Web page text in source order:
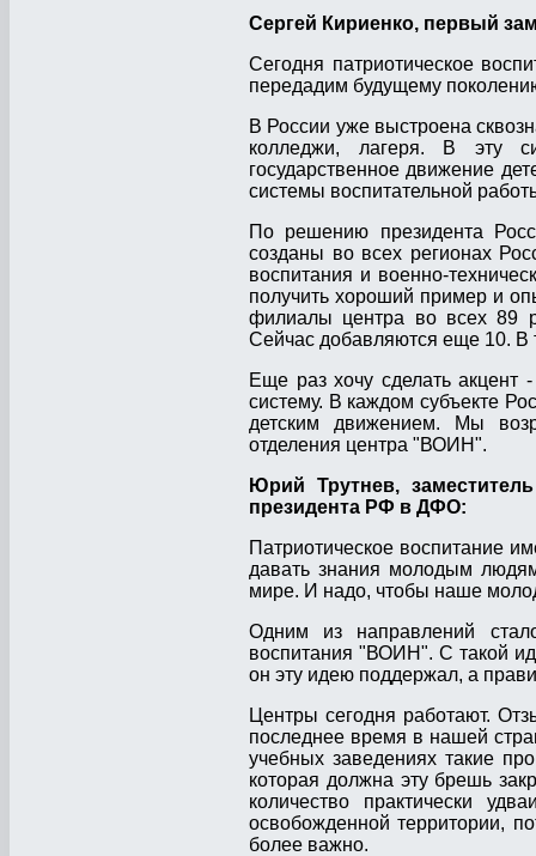
Сергей Кириенко, первый
Сегодня патриотическое
передадим будущему
В России уже выстроена
колледжи, лагеря. В эту
государственное движение
системы воспитательной
По решению президента
созданы во всех регионах
воспитания и военно-
получить хороший пример и
филиалы центра во всех 89
Сейчас добавляются еще 10. В
Еще раз хочу сделать
систему. В каждом субъекте
детским движением. Мы
отделения центра "ВОИН".
Юрий Трутнев,
президента РФ в ДФО:
Патриотическое воспитание
давать знания молодым
мире. И надо, чтобы наше
Одним из направлений
воспитания "ВОИН". С такой
он эту идею поддержал, а
Центры сегодня работают.
последнее время в нашей
учебных заведениях такие
которая должна эту брешь
количество практически
освобожденной территории,
более важно.